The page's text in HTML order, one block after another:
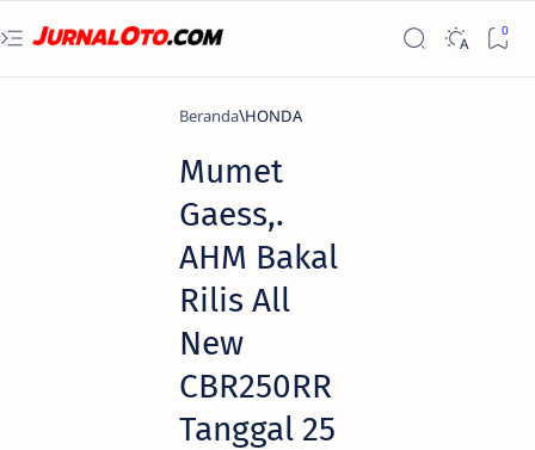
Beranda HONDA
Mumet
Gaess,.
AHM Bakal
Rilis All
New
CBR250RR
Tanggal 25